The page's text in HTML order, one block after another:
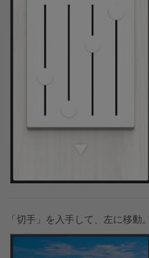
「切手」を入手して、左に移動。